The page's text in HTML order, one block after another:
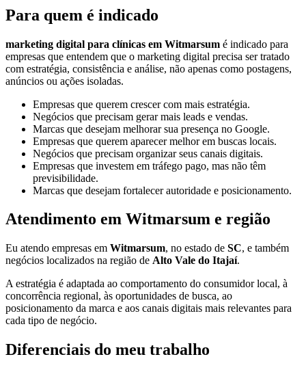
Para quem é indicado
marketing digital para clínicas em Witmarsum é indicado para
empresas que entendem que o marketing digital precisa ser tratado
com estratégia, consistência e análise, não apenas como postagens,
anúncios ou ações isoladas.
Empresas que querem crescer com mais estratégia.
Negócios que precisam gerar mais leads e vendas.
Marcas que desejam melhorar sua presença no Google.
Empresas que querem aparecer melhor em buscas locais.
Negócios que precisam organizar seus canais digitais.
Empresas que investem em tráfego pago, mas não têm
previsibilidade.
Marcas que desejam fortalecer autoridade e posicionamento.
Atendimento em Witmarsum e região
Eu atendo empresas em Witmarsum, no estado de SC, e também
negócios localizados na região de Alto Vale do Itajaí.
A estratégia é adaptada ao comportamento do consumidor local, à
concorrência regional, às oportunidades de busca, ao
posicionamento da marca e aos canais digitais mais relevantes para
cada tipo de negócio.
Diferenciais do meu trabalho